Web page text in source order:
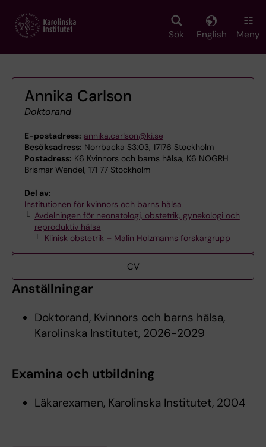
main
Sök English Meny
Annika Carlson
Doktorand
E-postadress: annika.carlson@ki.se
Besöksadress: Norrbacka S3:03, 17176 Stockholm
Postadress: K6 Kvinnors och barns hälsa, K6 NOGRH
Brismar Wendel, 171 77 Stockholm
Del av:
Institutionen för kvinnors och barns hälsa
Avdelningen för neonatologi, obstetrik, gynekologi och
reproduktiv hälsa
Klinisk obstetrik – Malin Holzmanns forskargrupp
CV
Anställningar
Doktorand, Kvinnors och barns hälsa,
Karolinska Institutet, 2026-2029
Examina och utbildning
Läkarexamen, Karolinska Institutet, 2004